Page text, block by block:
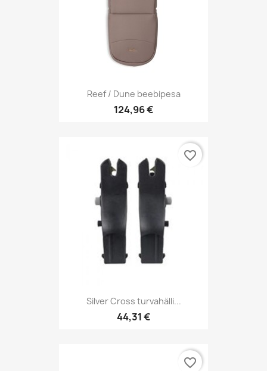
Reef / Dune beebipesa
124,96 €
Silver Cross turvahälli...
44,31 €
favorite_border
favorite_border